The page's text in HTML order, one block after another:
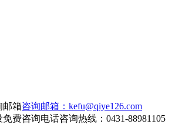
咨询邮箱：kefu@qiye126.com
咨询热线：0431-88981105